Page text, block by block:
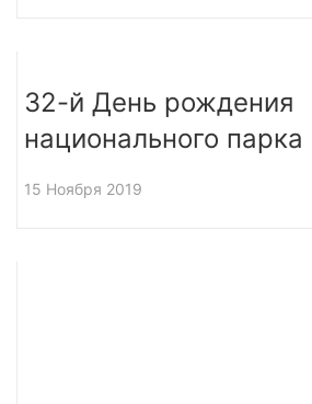
32-й День рождения
национального парка
15 Ноября 2019